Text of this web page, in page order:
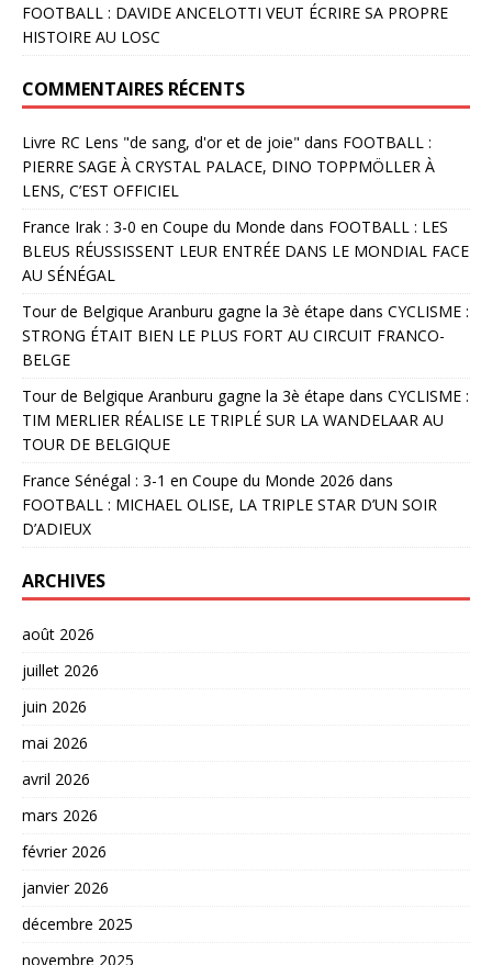
FOOTBALL : DAVIDE ANCELOTTI VEUT ÉCRIRE SA PROPRE
HISTOIRE AU LOSC
COMMENTAIRES RÉCENTS
Livre RC Lens "de sang, d'or et de joie" dans FOOTBALL :
PIERRE SAGE À CRYSTAL PALACE, DINO TOPPMÖLLER À
LENS, C’EST OFFICIEL
France Irak : 3-0 en Coupe du Monde dans FOOTBALL : LES
BLEUS RÉUSSISSENT LEUR ENTRÉE DANS LE MONDIAL FACE
AU SÉNÉGAL
Tour de Belgique Aranburu gagne la 3è étape dans CYCLISME :
STRONG ÉTAIT BIEN LE PLUS FORT AU CIRCUIT FRANCO-
BELGE
Tour de Belgique Aranburu gagne la 3è étape dans CYCLISME :
TIM MERLIER RÉALISE LE TRIPLÉ SUR LA WANDELAAR AU
TOUR DE BELGIQUE
France Sénégal : 3-1 en Coupe du Monde 2026 dans
FOOTBALL : MICHAEL OLISE, LA TRIPLE STAR D’UN SOIR
D’ADIEUX
ARCHIVES
août 2026
juillet 2026
juin 2026
mai 2026
avril 2026
mars 2026
février 2026
janvier 2026
décembre 2025
novembre 2025